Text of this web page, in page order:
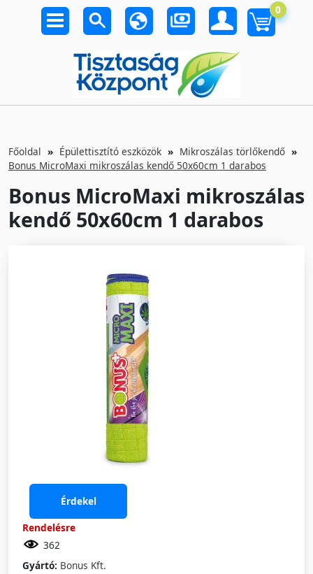
0
Főoldal Épülettisztító eszközök
Mikroszálas törlőkendő
Bonus MicroMaxi mikroszálas kendő 50x60cm 1 darabos
Bonus MicroMaxi mikroszálas
kendő 50x60cm 1 darabos
Érdekel
Rendelésre
362
Gyártó: Bonus Kft.